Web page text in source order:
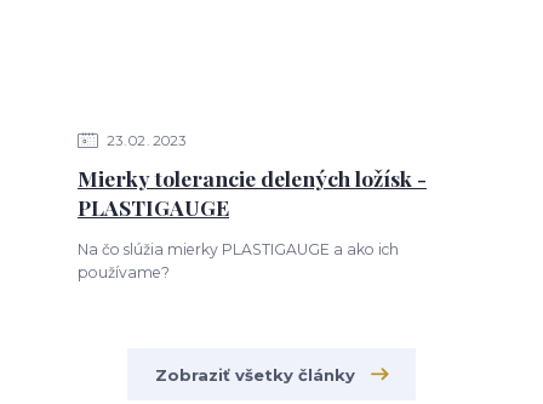
23 02 2023
Mierky tolerancie delených ložísk -
PLASTIGAUGE
Na čo slúžia mierky PLASTIGAUGE a ako ich
používame?
Zobraziť všetky články